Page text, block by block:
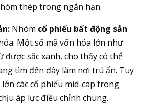
thép trong ngắn hạn.
Nhóm cổ phiếu bất động sản
Một số mã vốn hóa lớn như
được sắc xanh, cho thấy có thể
tìm đến đây làm nơi trú ẩn. Tuy
các cổ phiếu mid-cap trong
áp lực điều chỉnh chung.